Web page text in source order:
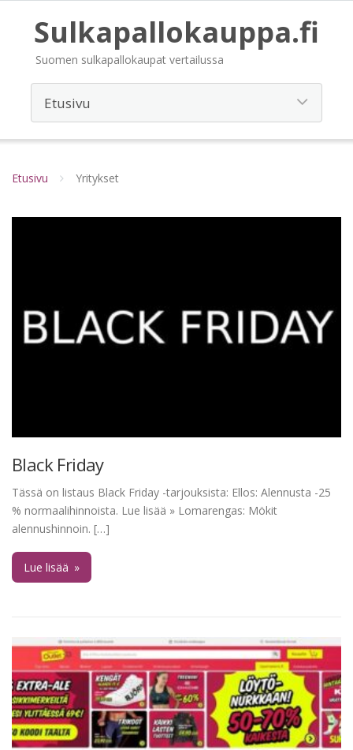
Sulkapallokauppa.fi
Suomen sulkapallokaupat vertailussa
Etusivu Yritykset
Black Friday
Tässä on listaus Black Friday -tarjouksista: Ellos: Alennusta -25
% normaalihinnoista. Lue lisää » Lomarengas: Mökit
alennushinnoin. […]
Lue lisää »